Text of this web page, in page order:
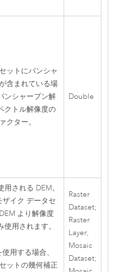
ットにパンシャ
含まれている場
ンシャープン解
クトル解像度の
クター。
Double
される DEM。
ザイク データセ
より解像度
用されます。
用する場合、
ットの幾何補正
Raster
Dataset;
Raster
Layer;
Mosaic
Dataset;